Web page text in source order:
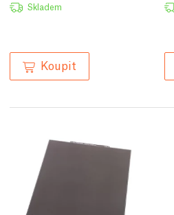
Skladem
Koupit